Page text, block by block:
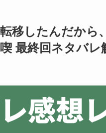
移したんだから
最終回ネタバレ